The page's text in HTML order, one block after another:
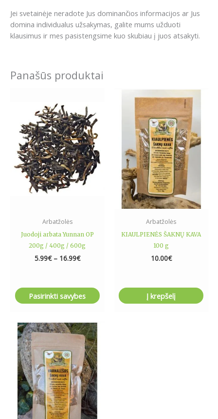
Jei svetainėje neradote Jus dominančios informacijos ar Jus
domina individualus užsakymas, galite mums užduoti
klausimus ir mes pasistengsime kuo skubiau į juos atsakyti.
Panašūs produktai
Arbatžolės
Juodoji arbata Yunnan OP
200g / 400g / 600g
5.99€ – 16.99€
5.99€
through
16.99€
Pasirinkti savybes
product
has
multiple
variants.
The
options
may
be
chosen
page
Arbatžolės
KIAULPIENĖS ŠAKNŲ KAVA
100 g
10.00€
Į krepšelį